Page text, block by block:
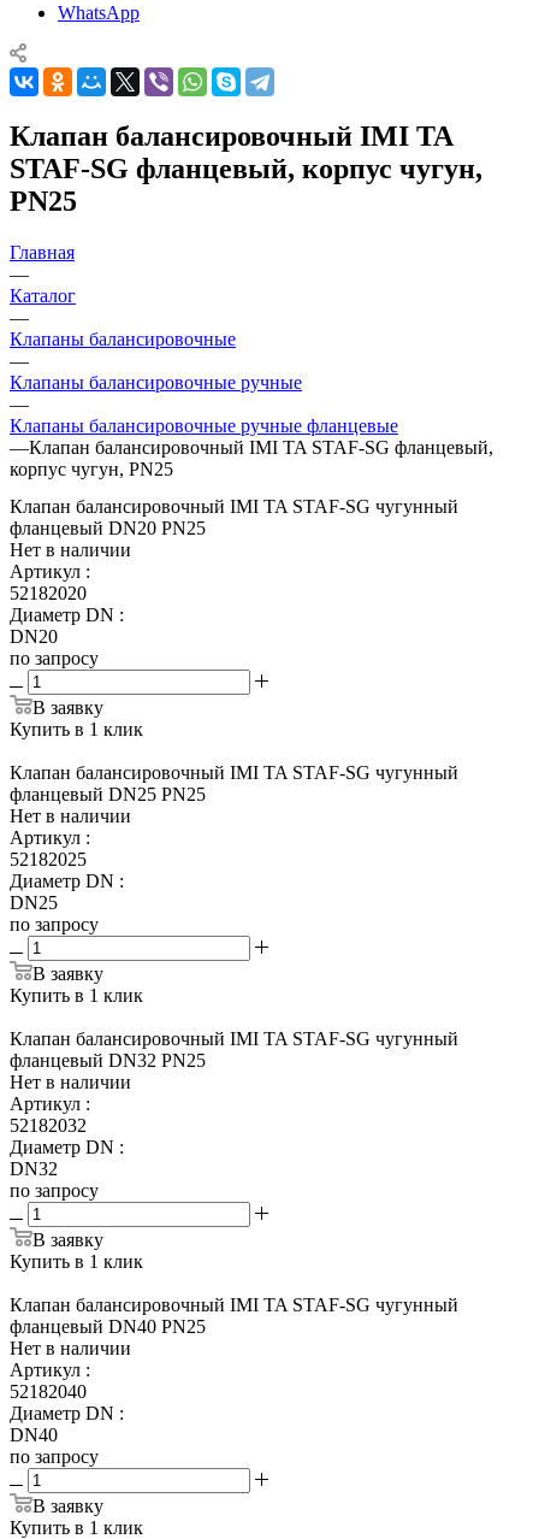
WhatsApp
Клапан балансировочный IMI TA
STAF-SG фланцевый, корпус чугун,
PN25
Главная
—
Каталог
—
Клапаны балансировочные
—
Клапаны балансировочные ручные
—
Клапаны балансировочные ручные фланцевые
—Клапан балансировочный IMI TA STAF-SG фланцевый,
корпус чугун, PN25
Клапан балансировочный IMI TA STAF-SG чугунный
фланцевый DN20 PN25
Нет в наличии
Артикул :
52182020
Диаметр DN :
DN20
по запросу
В заявку
Купить в 1 клик
Клапан балансировочный IMI TA STAF-SG чугунный
фланцевый DN25 PN25
Нет в наличии
Артикул :
52182025
Диаметр DN :
DN25
по запросу
В заявку
Купить в 1 клик
Клапан балансировочный IMI TA STAF-SG чугунный
фланцевый DN32 PN25
Нет в наличии
Артикул :
52182032
Диаметр DN :
DN32
по запросу
В заявку
Купить в 1 клик
Клапан балансировочный IMI TA STAF-SG чугунный
фланцевый DN40 PN25
Нет в наличии
Артикул :
52182040
Диаметр DN :
DN40
по запросу
В заявку
Купить в 1 клик